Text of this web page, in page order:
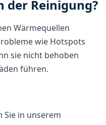
der Reinigung?
Wärmequellen
wie Hotspots
sie nicht behoben
führen.
in unserem